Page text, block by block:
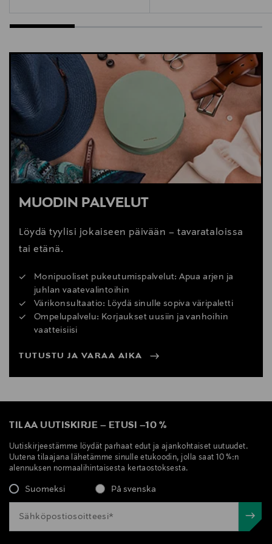
MUODIN PALVELUT
Löydä tyylisi jokaiseen päivään – tavarataloissa
tai etänä.
Monipuoliset pukeutumispalvelut: Apua arjen ja
juhlan vaatevalintoihin
Värikonsultaatio: Löydä sinulle sopiva väripaletti
Ompelupalvelu: Korjaukset uusiin ja vanhoihin
vaatteisiisi
TUTUSTU JA VARAA AIKA
TILAA UUTISKIRJE – ETUSI –10 %
Uutiskirjeestämme löydät parhaat edut ja ajankohtaiset uutuudet.
Uutena tilaajana lähetämme sinulle etukoodin, jolla saat 10 %:n
alennuksen normaalihintaisesta kertaostoksesta.
Suomeksi På svenska